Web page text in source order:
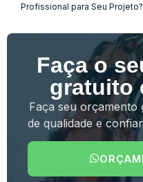
Profissional para Seu Projeto?
Faça o
gratuito
Faça seu orçamento
de qualidade e